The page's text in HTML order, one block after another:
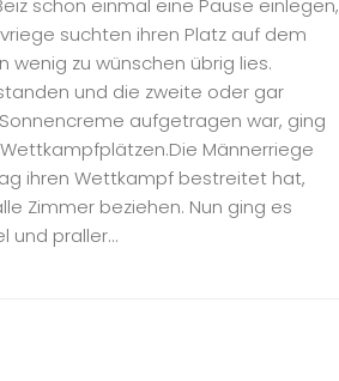
suchten ihren Platz auf dem
wenig zu wünschen übrig lies.
und die zweite oder gar
aufgetragen war, ging
Männerriege
ihren Wettkampf bestreitet hat,
Zimmer beziehen. Nun ging es
und praller...